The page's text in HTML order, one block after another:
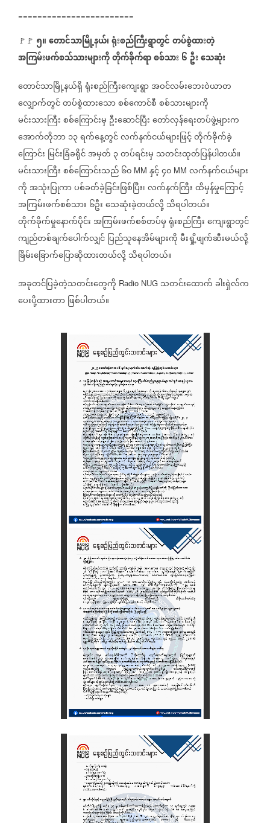
========================
🚩🚩 ၅။တောင်သာမြို့နယ်၊ရုံးစည်ကြီးရွာတွင်တပ်စွဲထားတဲ့
အကြမ်းဖက်စသ်သားများကိုတိုက်ခိုက်ရာစစ်သား ၆ ဦးသေဆုံး
တောင်သာမြို့နယ်ရှိရုံးစည်ကြီးကျေးရွာအဝင်လမ်းဘေးဝဲယာတ
လျှောက်တွင်တပ်စွဲထားသောစစ်ကောင်စီစစ်သားများကို
မင်းသားကြီးစစ်ကြောင်းမှ ဦးဆောင်ပြီးတော်လှန်ရေးတပ်ဖွဲ့များက
အောက်တိုဘာ၁၃ရက်နေ့တွင်လက်နက်ငယ်များဖြင့်တိုက်ခိုက်ခဲ့
ကြောင်း မြင်းခြံခရိုင်အမှတ် ၃တပ်ရင်းမှ သတင်းထုတ်ပြန်ပါတယ်။
မင်းသားကြီးစစ်ကြောင်းသည်၆၀ MM နှင့်၄၀ MM လက်နက်ငယ်များ
ကိုအသုံးပြုကာပစ်ခတ်ခဲ့ခြင်းဖြစ်ပြီး၊လက်နက်ကြီးထိမှန်မှုကြောင့်
အကြမ်းဖက်စစ်သား ၆ဦးသေဆုံးခဲ့တယ်လို့သိရပါတယ်။
တိုက်ခိုက်မှုနောက်ပိုင်းအကြမ်းဖက်စစ်တပ်မှရုံးစည်ကြီးကျေးရွာတွင်
ကျည်တစ်ချက်ပေါက်လျှင်ပြည်သူနေအိမ်များကိုမီးရှို့ဖျက်ဆီးမယ်လို့
ခြိမ်းခြောက်ပြောဆိုထားတယ်လို့သိရပါတယ်။
အခုတင်ပြခဲ့တဲ့သတင်းတွေကို Radio NUG သတင်းထောက်ခါးရှဲလ်က
ပေးပို့ထားတာဖြစ်ပါတယ်။